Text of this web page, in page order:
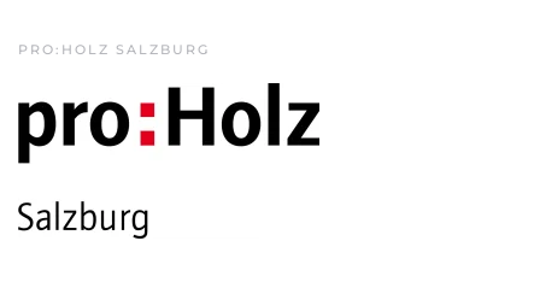
PRO:HOLZ SALZBURG